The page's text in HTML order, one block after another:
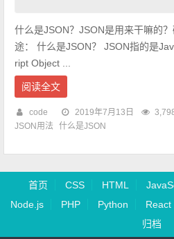
什么是JSON？JSON是用来干嘛的
途： 什么是JSON？ JSON指的是
ript Object ...
阅读全文
code 2019年7月13日
JSON用法
什么是JSON
首页 CSS HTML
Node.js
PHP Python React
归档